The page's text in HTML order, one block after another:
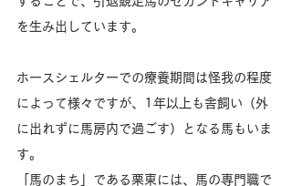
を生み出しています。
ホースシェルターでの療養期間は怪我の程度
によって様々ですが、1年以上も舎飼い（外
に出れずに馬房内で過ごす）となる馬もいま
す。
「馬のまち」である栗東には、馬の専門職で